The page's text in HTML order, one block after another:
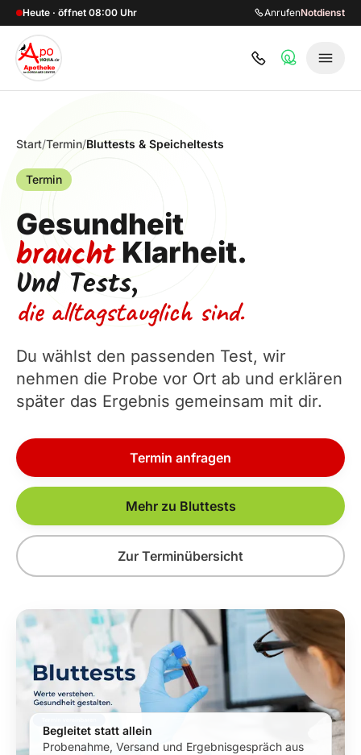
Zum Hauptinhalt springen
Heute · öffnet 08:00 Uhr AnrufenNotdienst
Start/Termin/Bluttests & Speicheltests
Termin
Gesundheit
braucht Klarheit.
Und Tests,
die alltagstauglich sind.
Du wählst den passenden Test, wir
nehmen die Probe vor Ort ab und erklären
später das Ergebnis gemeinsam mit dir.
Termin anfragen
Mehr zu Bluttests
Zur Terminübersicht
Begleitet statt allein
Probenahme, Versand und Ergebnisgespräch aus